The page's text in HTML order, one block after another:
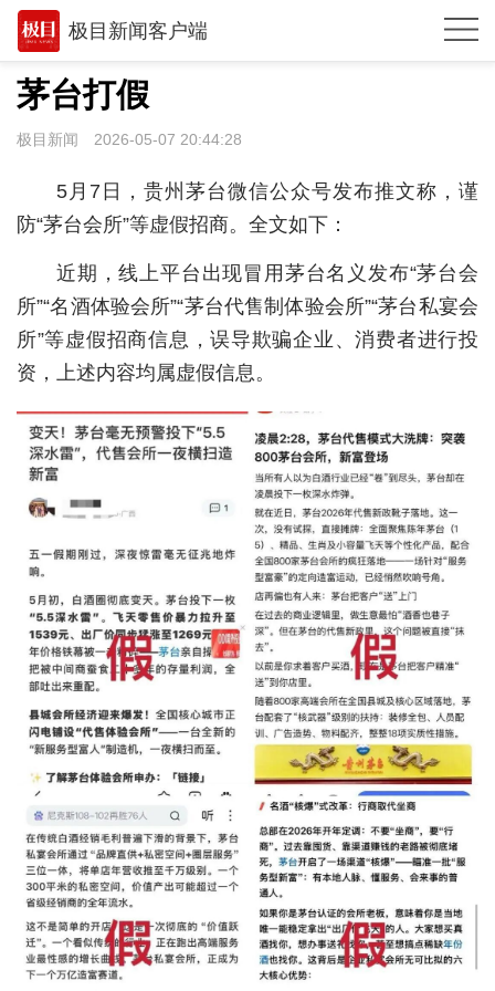
极目新闻客户端
推荐
观点
湖北
武汉
世相
环球
极客圈
科教
健康
悠游
相亲
房产
消费
创意
文化
茅台打假
极目新闻 2026-05-07 20:44:28
5月7日，贵州茅台微信公众号发布推文称，谨
防“茅台会所”等虚假招商。全文如下：
近期，线上平台出现冒用茅台名义发布“茅台会
所”“名酒体验会所”“茅台代售制体验会所”“茅台私宴会
所”等虚假招商信息，误导欺骗企业、消费者进行投
资，上述内容均属虚假信息。